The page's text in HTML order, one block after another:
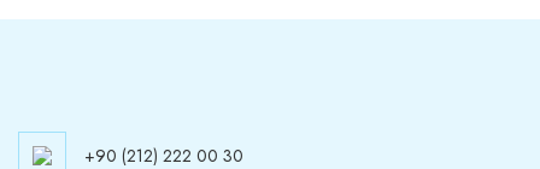
+90 (212) 222 00 30